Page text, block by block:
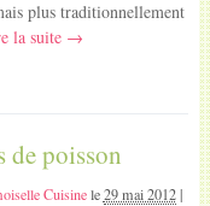
plus traditionnellement
la suite →
de poisson
Cuisinele29 mai 2012|